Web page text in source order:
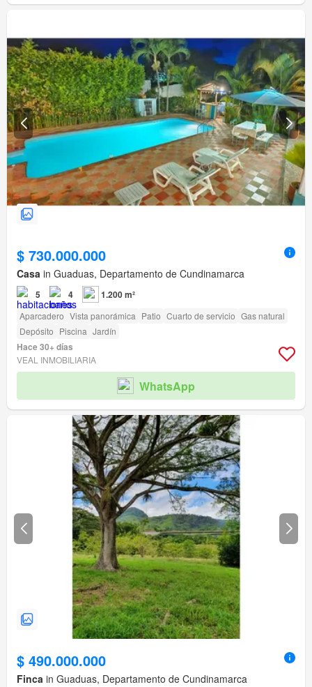
$ 730.000.000
Casa in Guaduas, Departamento de Cundinamarca
5 4 1.200 m²
Aparcadero Vista panorámica Patio Cuarto de servicio Gas natural
Depósito Piscina Jardín
Hace 30+ días
VEAL INMOBILIARIA
WhatsApp
$ 490.000.000
Finca in Guaduas, Departamento de Cundinamarca